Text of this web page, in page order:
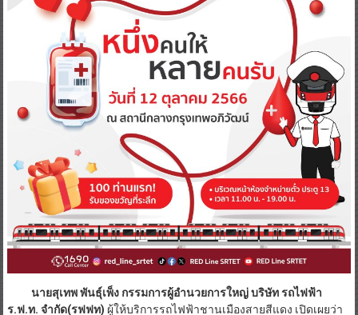
นายสุเทพ พันธุ์เพ็ง กรรมการผู้อำนวยการใหญ่ บริษัท รถไฟฟ้า
ร.ฟ.ท. จำกัด(รฟฟท) ผู้ให้บริการรถไฟฟ้าชานเมืองสายสีแดง เปิดเผยว่า